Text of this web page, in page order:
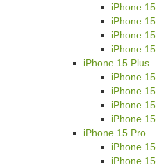
iPhone
iPhone
iPhone
iPhone
iPhone 15 Plus
iPhone
iPhone
iPhone
iPhone
iPhone 15 Pro
iPhone
iPhone